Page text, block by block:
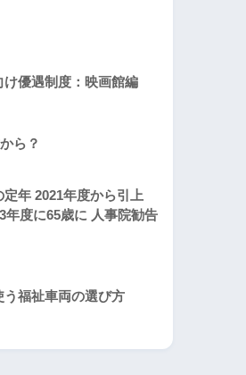
け優遇制度：映画館編
ら？
定年 2021年度から引上
年度に65歳に 人事院勧告
う福祉車両の選び方